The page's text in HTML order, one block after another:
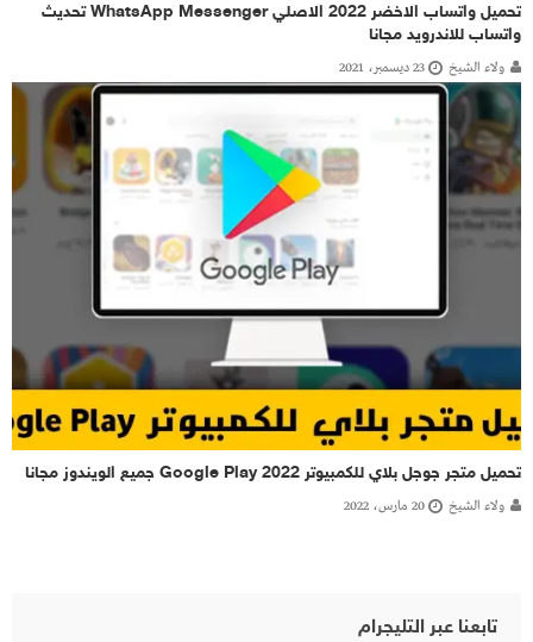
تحميل واتساب الاخضر 2022 الاصلي WhatsApp Messenger تحديث
واتساب للاندرويد مجانا
ولاء الشيخ 23 ديسمبر، 2021
تحميل متجر جوجل بلاي للكمبيوتر 2022 Google Play جميع الويندوز مجانا
ولاء الشيخ 20 مارس، 2022
تابعنا عبر التليجرام